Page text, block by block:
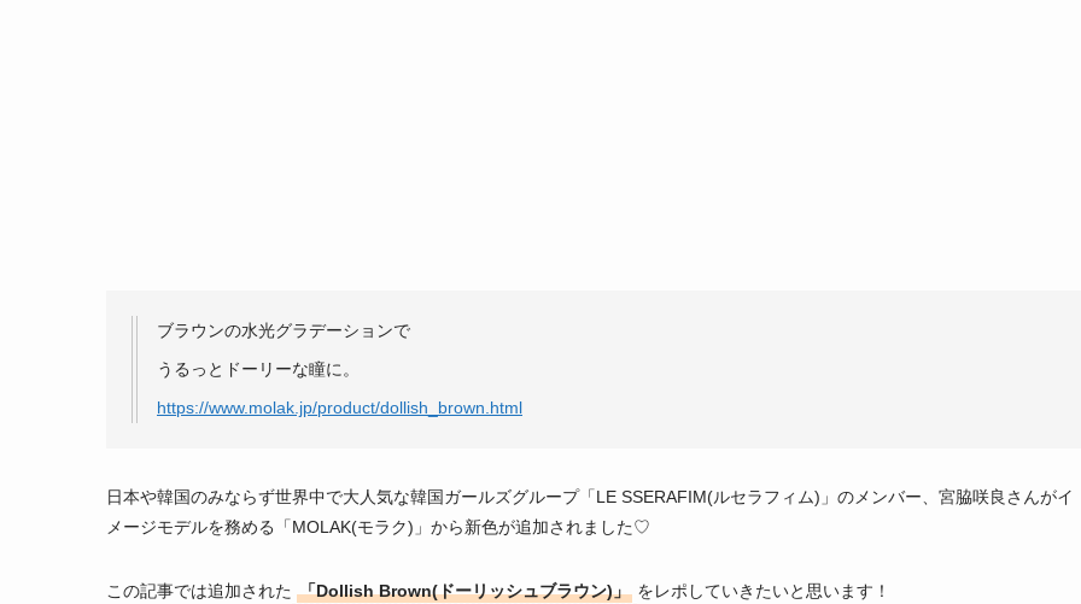
ブラウンの水光グラデーションで
うるっとドーリーな瞳に。
https://www.molak.jp/product/dollish_brown.html
日本や韓国のみならず世界中で大人気な韓国ガールズグループ「LE SSERAFIM(ルセラフィム)」のメンバー、宮脇咲良さんがイ
メージモデルを務める「MOLAK(モラク)」から新色が追加されました♡
この記事では追加された 「Dollish Brown(ドーリッシュブラウン)」 をレポしていきたいと思います！